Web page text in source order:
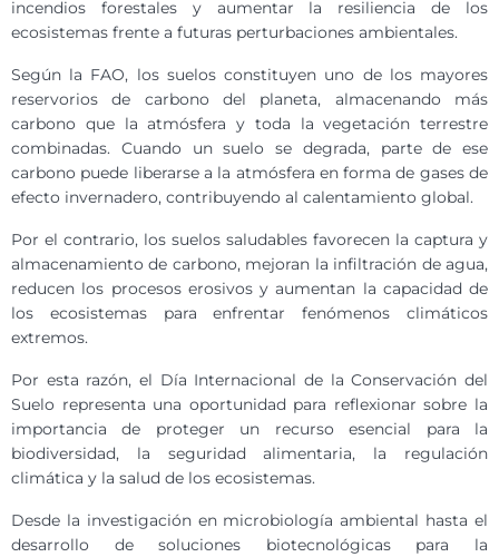
incendios forestales y aumentar la resiliencia de los
ecosistemas frente a futuras perturbaciones ambientales.
Según la FAO, los suelos constituyen uno de los mayores
reservorios de carbono del planeta, almacenando más
carbono que la atmósfera y toda la vegetación terrestre
combinadas. Cuando un suelo se degrada, parte de ese
carbono puede liberarse a la atmósfera en forma de gases de
efecto invernadero, contribuyendo al calentamiento global.
Por el contrario, los suelos saludables favorecen la captura y
almacenamiento de carbono, mejoran la infiltración de agua,
reducen los procesos erosivos y aumentan la capacidad de
los ecosistemas para enfrentar fenómenos climáticos
extremos.
Por esta razón, el Día Internacional de la Conservación del
Suelo representa una oportunidad para reflexionar sobre la
importancia de proteger un recurso esencial para la
biodiversidad, la seguridad alimentaria, la regulación
climática y la salud de los ecosistemas.
Desde la investigación en microbiología ambiental hasta el
desarrollo de soluciones biotecnológicas para la